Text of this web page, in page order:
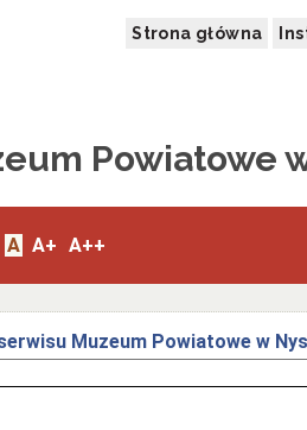
Strona główna
Powiatowe
A A+ A++
Muzeum Powiatowe w